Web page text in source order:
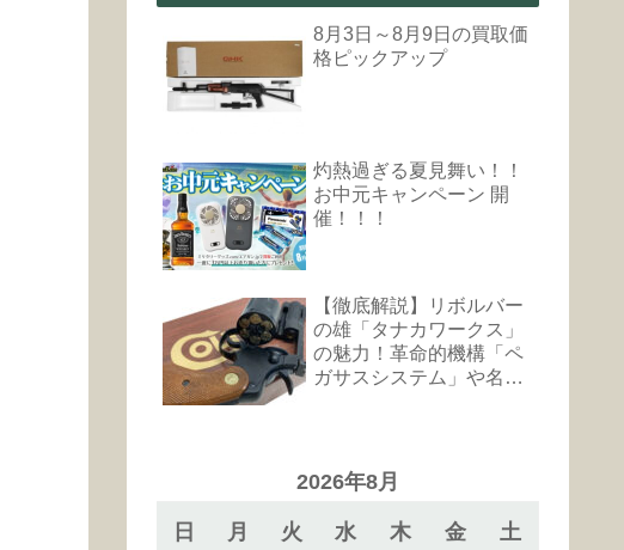
8月3日～8月9日の買取価
格ピックアップ
灼熱過ぎる夏見舞い！！
お中元キャンペーン 開
催！！！
【徹底解説】リボルバー
の雄「タナカワークス」
の魅力！革命的機構「ペ
ガサスシステム」や名銃
2026年8月
日 月 火 水 木 金 土